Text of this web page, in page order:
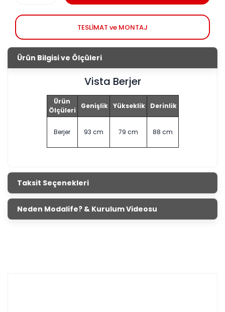
TESLİMAT ve MONTAJ
Ürün Bilgisi ve Ölçüleri
Vista Berjer
Ürün
Ölçüleri
Genişlik Yükseklik Derinlik
Berjer 93 cm 79 cm 88 cm
Taksit Seçenekleri
Neden Modalife? & Kurulum Videosu